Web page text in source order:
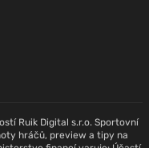
Ruik Digital s.r.o. Sportovní
hráčů, preview a tipy na